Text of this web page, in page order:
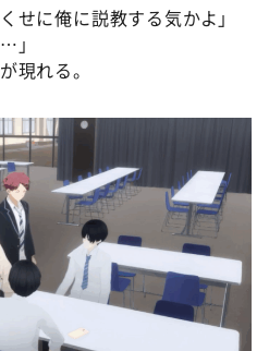
せに俺に説教する気かよ」
」
現れる。